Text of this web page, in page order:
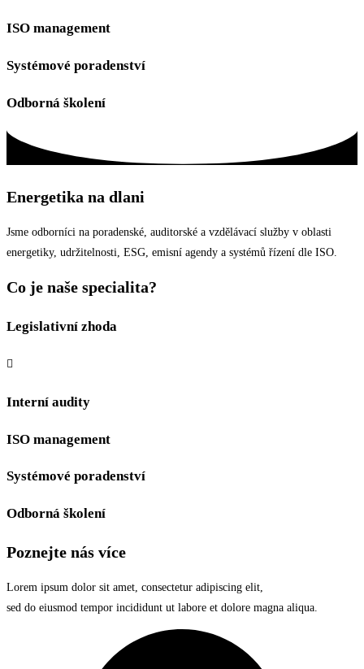
ISO management
Systémové poradenství
Odborná školení
Energetika na dlani
Jsme odborníci na poradenské, auditorské a vzdělávací služby v oblasti
energetiky, udržitelnosti, ESG, emisní agendy a systémů řízení dle ISO.
Co je naše specialita?
Legislativní zhoda
Interní audity
ISO management
Systémové poradenství
Odborná školení
Poznejte nás více
Lorem ipsum dolor sit amet, consectetur adipiscing elit,
sed do eiusmod tempor incididunt ut labore et dolore magna aliqua.